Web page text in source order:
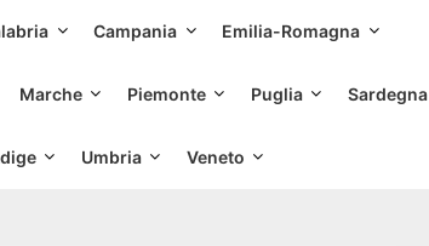
Campania Emilia-Romagna
Marche Piemonte Puglia Sardegna
Umbria Veneto